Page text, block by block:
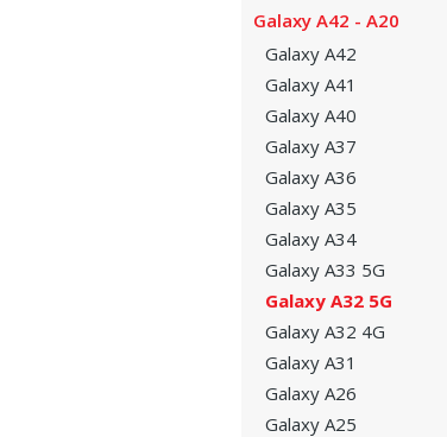
Galaxy A42 - A20
Galaxy A42
Galaxy A41
Galaxy A40
Galaxy A37
Galaxy A36
Galaxy A35
Galaxy A34
Galaxy A33 5G
Galaxy A32 5G
Galaxy A32 4G
Galaxy A31
Galaxy A26
Galaxy A25